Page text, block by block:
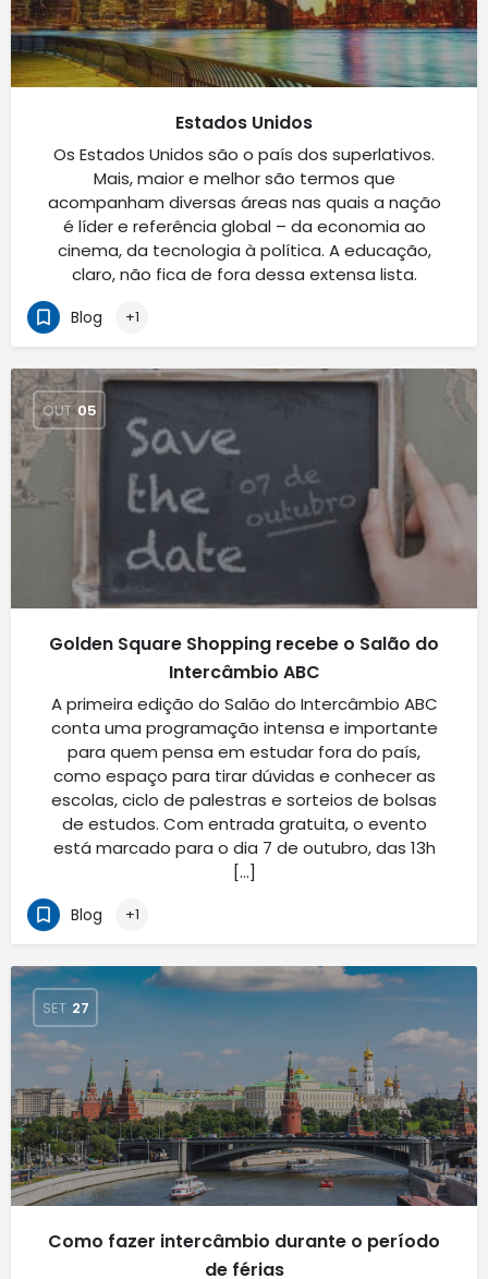
Estados Unidos
Os Estados Unidos são o país dos superlativos.
Mais, maior e melhor são termos que
acompanham diversas áreas nas quais a nação
é líder e referência global – da economia ao
cinema, da tecnologia à política. A educação,
claro, não fica de fora dessa extensa lista.
Blog +1
OUT 05
Golden Square Shopping recebe o Salão do
Intercâmbio ABC
A primeira edição do Salão do Intercâmbio ABC
conta uma programação intensa e importante
para quem pensa em estudar fora do país,
como espaço para tirar dúvidas e conhecer as
escolas, ciclo de palestras e sorteios de bolsas
de estudos. Com entrada gratuita, o evento
está marcado para o dia 7 de outubro, das 13h
[…]
Blog +1
SET 27
Como fazer intercâmbio durante o período
de férias